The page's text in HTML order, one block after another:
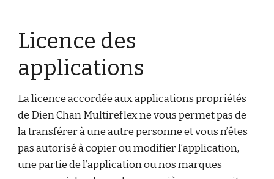
Licence des
applications
La licence accordée aux applications propriétés
de Dien Chan Multireflex ne vous permet pas de
la transférer à une autre personne et vous n’êtes
pas autorisé à copier ou modifier l’application,
une partie de l’application ou nos marques